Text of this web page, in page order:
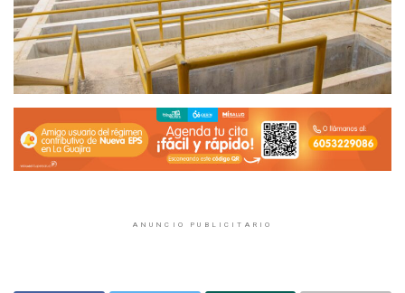
ANUNCIO PUBLICITARIO